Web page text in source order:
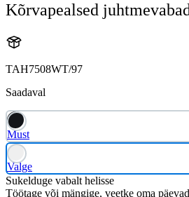
Kõrvapealsed
TAH7508WT/97
Saadaval
Must
Valge
Sukelduge vabalt helisse
Töötage või mängige, veetke oma